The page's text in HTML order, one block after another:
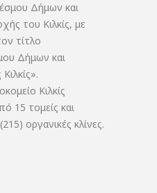
Δήμων και
του Κιλκίς, με
τίτλο
Δήμων και
Κιλκίς
15 τομείς και
οργανικές κλίνες.